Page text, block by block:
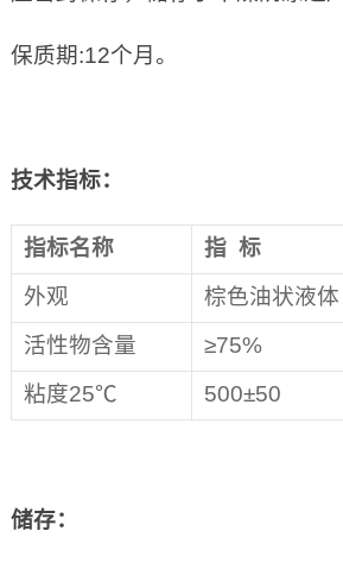
保质期:12个月。
技术指标：
指标名称 指 标
外观
棕色油状液体
活性物含量
≥75%
粘度25℃
500±50
储存：